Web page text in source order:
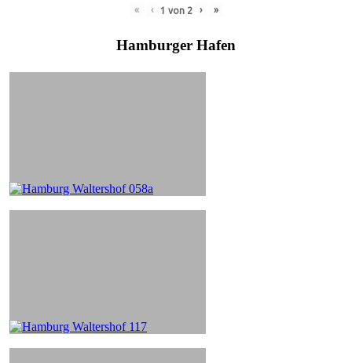
« ‹ 1 von 2 › »
Hamburger Hafen